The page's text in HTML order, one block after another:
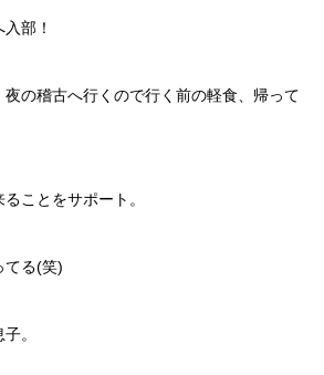
部！
の稽古へ行くので行く前の軽食、帰って
ことをサポート。
てる(笑)
。